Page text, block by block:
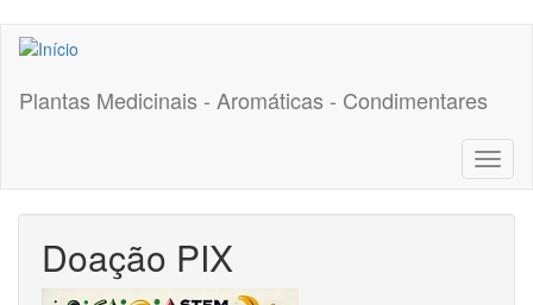
Pular
para
conteúdo
Plantas Medicinais - Aromáticas - Condimentares
Doação PIX